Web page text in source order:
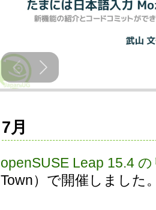
7月
openSUSE Leap 15.4
Town）で開催しました